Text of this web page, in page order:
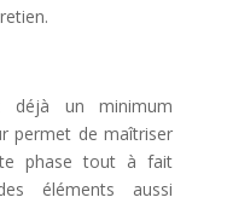
déjà un minimum
permet de maîtriser
phase tout à fait
éléments aussi